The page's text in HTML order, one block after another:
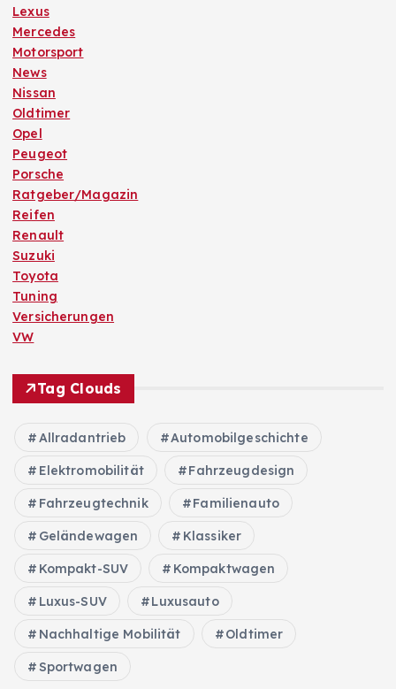
Lexus
Mercedes
Motorsport
News
Nissan
Oldtimer
Opel
Peugeot
Porsche
Ratgeber/Magazin
Reifen
Renault
Suzuki
Toyota
Tuning
Versicherungen
VW
Tag Clouds
Allradantrieb Automobilgeschichte
Elektromobilität Fahrzeugdesign
Fahrzeugtechnik Familienauto
Geländewagen Klassiker
Kompakt-SUV Kompaktwagen
Luxus-SUV Luxusauto
Nachhaltige Mobilität Oldtimer
Sportwagen